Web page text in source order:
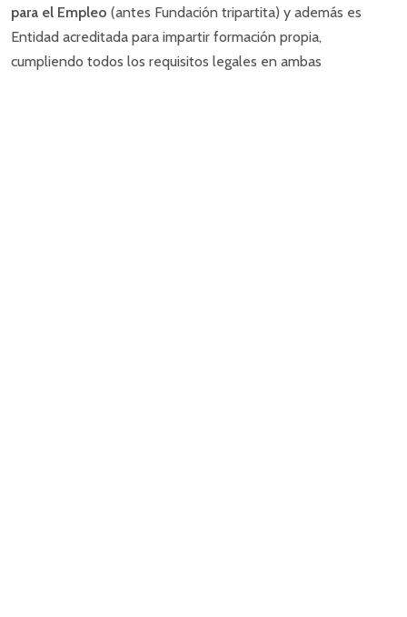
para el Empleo (antes Fundación tripartita) y además es
Entidad acreditada para impartir formación propia,
cumpliendo todos los requisitos legales en ambas